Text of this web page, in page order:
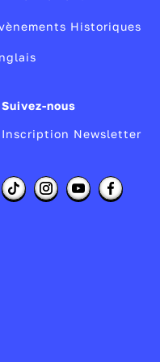
que ses
de la vie du
ils ?
de sa
Pour classer
s’appuient sur
Historiques
Suivez-nous
Inscription Newsletter